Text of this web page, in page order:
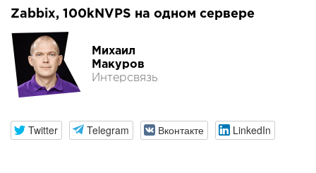
Zabbix, 100kNVPS на одном сервере
Михаил
Макуров
Интерсвязь
Twitter Telegram Вконтакте LinkedIn